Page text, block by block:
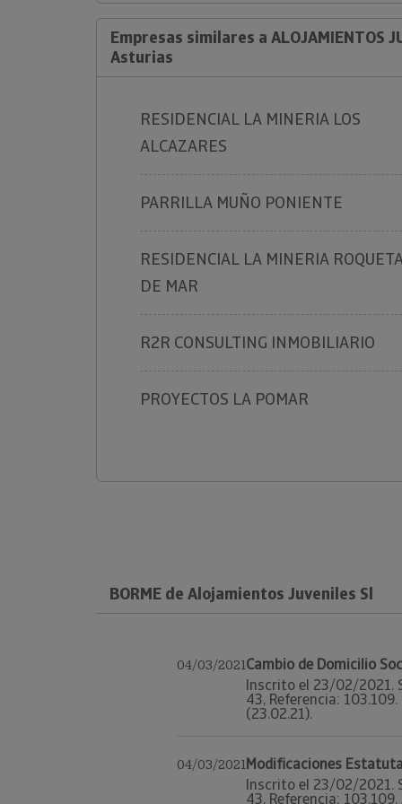
Empresas similares a ALOJAMIENTOS
Asturias
RESIDENCIAL LA MINERIA LOS
ALCAZARES
PARRILLA MUÑO PONIENTE
RESIDENCIAL LA MINERIA
DE MAR
R2R CONSULTING INMOBILIARIO
PROYECTOS LA POMAR
BORME de Alojamientos Juveniles Sl
04/03/2021Cambio de Domicilio
Inscrito el 23/02/2021.
43, Referencia:
(23.02.21).
04/03/2021Modificaciones
Inscrito el 23/02/2021.
43, Referencia: 103.109.